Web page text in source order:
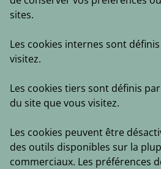
sites.
Les cookies internes sont
visitez.
Les cookies tiers sont définis
du site que vous visitez.
Les cookies peuvent être
des outils disponibles sur la
commerciaux. Les préférences